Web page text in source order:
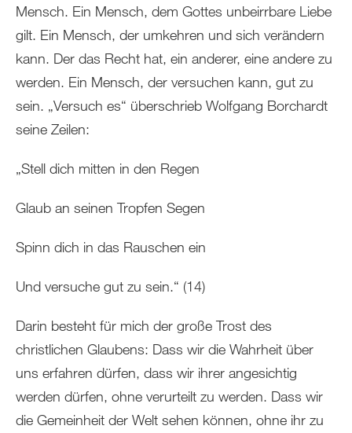
Mensch. Ein Mensch, dem Gottes unbeirrbare Liebe
gilt. Ein Mensch, der umkehren und sich verändern
kann. Der das Recht hat, ein anderer, eine andere zu
werden. Ein Mensch, der versuchen kann, gut zu
sein. „Versuch es“ überschrieb Wolfgang Borchardt
seine Zeilen:
„Stell dich mitten in den Regen
Glaub an seinen Tropfen Segen
Spinn dich in das Rauschen ein
Und versuche gut zu sein.“ (14)
Darin besteht für mich der große Trost des
christlichen Glaubens: Dass wir die Wahrheit über
uns erfahren dürfen, dass wir ihrer angesichtig
werden dürfen, ohne verurteilt zu werden. Dass wir
die Gemeinheit der Welt sehen können, ohne ihr zu